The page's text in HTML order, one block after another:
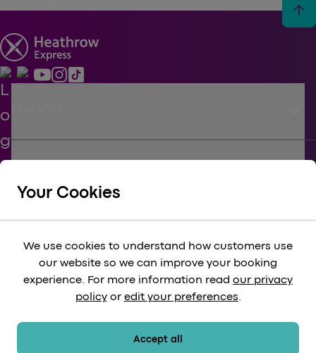
arrow_upward
keyboard_arrow_down
CORPORATIVO keyboard_arrow_down
LEGALE keyboard_arrow_down
Your Cookies
We use cookies to understand how customers use
our website so we can improve your booking
experience. For more information read our privacy
policyor edit your preferences.
Accept all